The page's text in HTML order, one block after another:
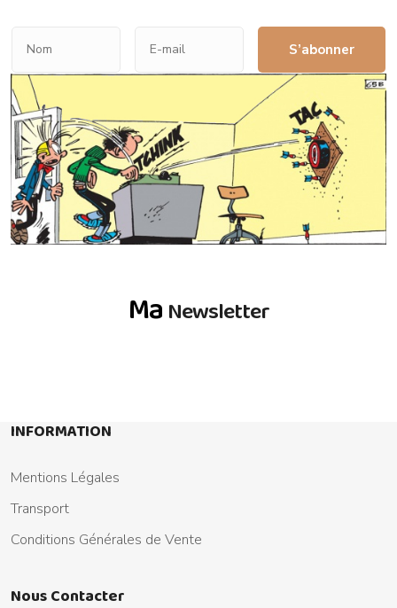
S’abonner
Ma Newsletter
INFORMATION
Mentions Légales
Transport
Conditions Générales de Vente
Nous Contacter